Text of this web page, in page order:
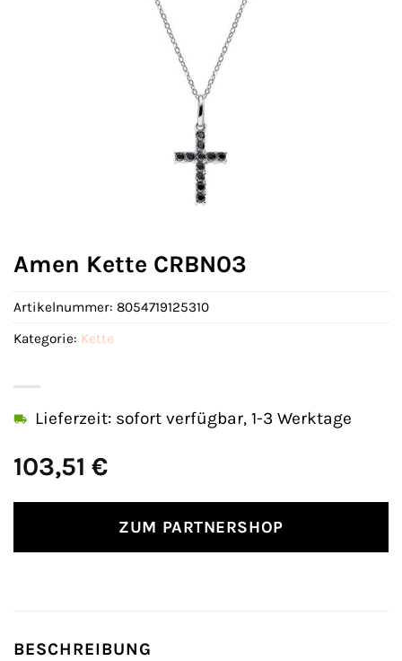
Amen Kette CRBN03
103,51 €
Lieferzeit: sofort verfügbar, 1-3 Werktage
ZUM PARTNERSHOP
Artikelnummer: 8054719125310
Kategorie: Kette
BESCHREIBUNG